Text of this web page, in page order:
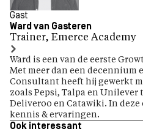
Gast
Ward van Gasteren
Trainer, Emerce Academy
Ward is een van de eerste
Met meer dan een decennium
Consultant heeft hij gewerkt
zoals Pepsi, Talpa en
Deliveroo en Catawiki. In
kennis & ervaringen.
Ook interessant